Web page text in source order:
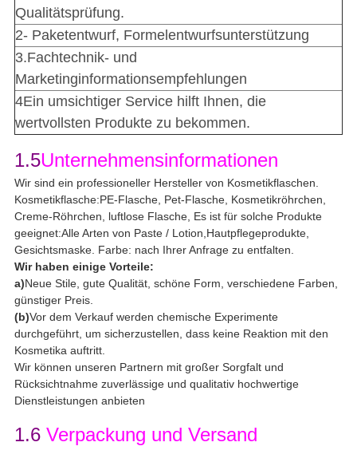
Qualitätsprüfung.
2- Paketentwurf, Formelentwurfsunterstützung
3.Fachtechnik- und
Marketinginformationsempfehlungen
4Ein umsichtiger Service hilft Ihnen, die
wertvollsten Produkte zu bekommen.
1.5Unternehmensinformationen
Wir sind ein professioneller Hersteller von Kosmetikflaschen.
Kosmetikflasche:PE-Flasche, Pet-Flasche, Kosmetikröhrchen,
Creme-Röhrchen, luftlose Flasche, Es ist für solche Produkte
geeignet:Alle Arten von Paste / Lotion,Hautpflegeprodukte,
Gesichtsmaske. Farbe: nach Ihrer Anfrage zu entfalten.
Wir haben einige Vorteile:
a)Neue Stile, gute Qualität, schöne Form, verschiedene Farben,
günstiger Preis.
(b)Vor dem Verkauf werden chemische Experimente
durchgeführt, um sicherzustellen, dass keine Reaktion mit den
Kosmetika auftritt.
Wir können unseren Partnern mit großer Sorgfalt und
Rücksichtnahme zuverlässige und qualitativ hochwertige
Dienstleistungen anbieten
1.6 Verpackung und Versand